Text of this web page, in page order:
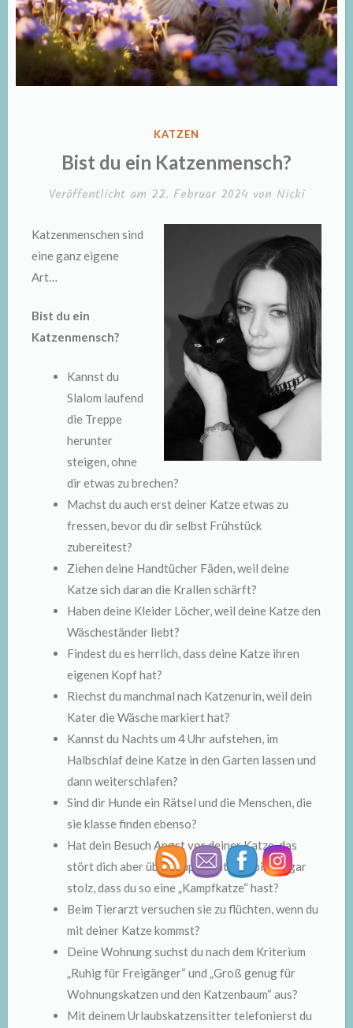
VERÖFFENTLICHT
KATZEN
Bist du ein Katzenmensch?
Veröffentlicht am 22. Februar 2024 von Nicki
Katzenmenschen sind
eine ganz eigene
Art…
Bist du ein
Katzenmensch?
Kannst du
Slalom laufend
die Treppe
herunter
steigen, ohne
dir etwas zu brechen?
Machst du auch erst deiner Katze etwas zu
fressen, bevor du dir selbst Frühstück
zubereitest?
Ziehen deine Handtücher Fäden, weil deine
Katze sich daran die Krallen schärft?
Haben deine Kleider Löcher, weil deine Katze den
Wäscheständer liebt?
Findest du es herrlich, dass deine Katze ihren
eigenen Kopf hat?
Riechst du manchmal nach Katzenurin, weil dein
Kater die Wäsche markiert hat?
Kannst du Nachts um 4 Uhr aufstehen, im
Halbschlaf deine Katze in den Garten lassen und
dann weiterschlafen?
Sind dir Hunde ein Rätsel und die Menschen, die
sie klasse finden ebenso?
Hat dein Besuch Angst vor deiner Katze, das
stört dich aber überhaupt nicht? Du bist sogar
stolz, dass du so eine „Kampfkatze“ hast?
Beim Tierarzt versuchen sie zu flüchten, wenn du
mit deiner Katze kommst?
Deine Wohnung suchst du nach dem Kriterium
„Ruhig für Freigänger“ und „Groß genug für
Wohnungskatzen und den Katzenbaum“ aus?
Mit deinem Urlaubskatzensitter telefonierst du